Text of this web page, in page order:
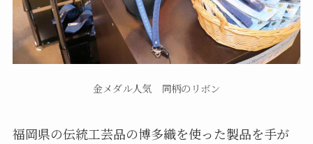
金メダル人気 同柄のリボン
福岡県の伝統工芸品の博多織を使った製品を手が